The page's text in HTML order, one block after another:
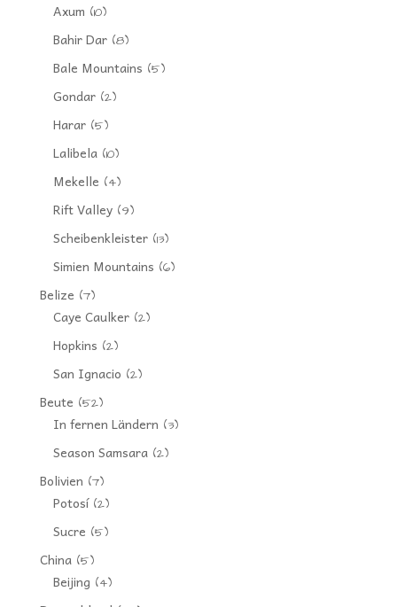
Axum (10)
Bahir Dar(8)
Bale Mountains (5)
Gondar(2)
Harar(5)
Lalibela(10)
Mekelle (4)
Rift Valley(9)
Scheibenkleister(13)
Simien Mountains (6)
Belize (7)
Caye Caulker(2)
Hopkins (2)
San Ignacio (2)
Beute (52)
In fernen Ländern (3)
Season Samsara(2)
Bolivien (7)
Potosí(2)
Sucre (5)
China(5)
Beijing (4)